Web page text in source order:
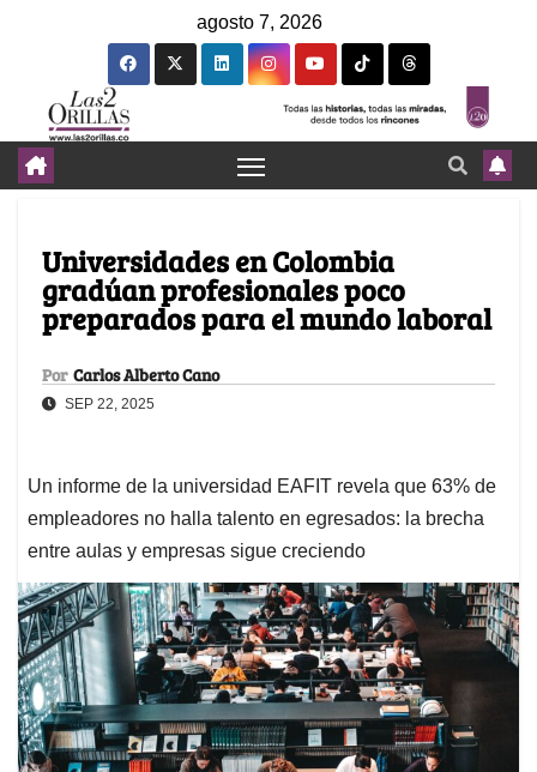
agosto 7, 2026
Universidades en Colombia
gradúan profesionales poco
preparados para el mundo laboral
Por Carlos Alberto Cano
SEP 22, 2025
Un informe de la universidad EAFIT revela que 63% de
empleadores no halla talento en egresados: la brecha
entre aulas y empresas sigue creciendo